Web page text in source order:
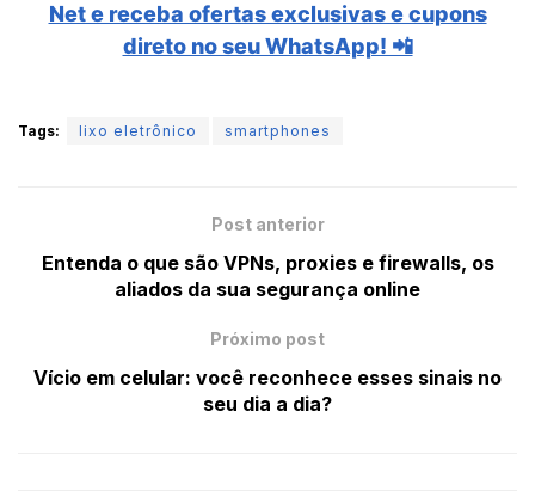
Net e receba ofertas exclusivas e cupons
direto no seu WhatsApp! 📲
Tags: lixo eletrônico smartphones
Post anterior
Entenda o que são VPNs, proxies e firewalls, os
aliados da sua segurança online
Próximo post
Vício em celular: você reconhece esses sinais no
seu dia a dia?